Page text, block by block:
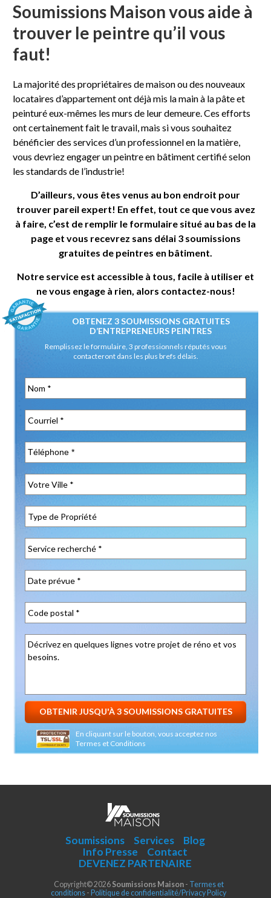
Soumissions Maison vous aide à
trouver le peintre qu’il vous
faut!
La majorité des propriétaires de maison ou des nouveaux
locataires d’appartement ont déjà mis la main à la pâte et
peinturé eux-mêmes les murs de leur demeure. Ces efforts
ont certainement fait le travail, mais si vous souhaitez
bénéficier des services d’un professionnel en la matière,
vous devriez engager un peintre en bâtiment certifié selon
les standards de l’industrie!
D’ailleurs, vous êtes venus au bon endroit pour
trouver pareil expert! En effet, tout ce que vous avez
à faire, c’est de remplir le formulaire situé au bas de la
page et vous recevrez sans délai 3 soumissions
gratuites de peintres en bâtiment.
Notre service est accessible à tous, facile à utiliser et
ne vous engage à rien, alors contactez-nous!
OBTENEZ 3 SOUMISSIONS GRATUITES
D’ENTREPRENEURS PEINTRES
Remplissez le formulaire, 3 professionnels réputés vous
contacteront dans les plus brefs délais.
En cliquant sur le bouton, vous acceptez nos
Termes et Conditions
Soumissions Services
Blog
Info Presse
Contact
DEVENEZ PARTENAIRE
Copyright© 2026 Soumissions Maison- Termes et
conditions - Politique de confidentialité/Privacy Policy